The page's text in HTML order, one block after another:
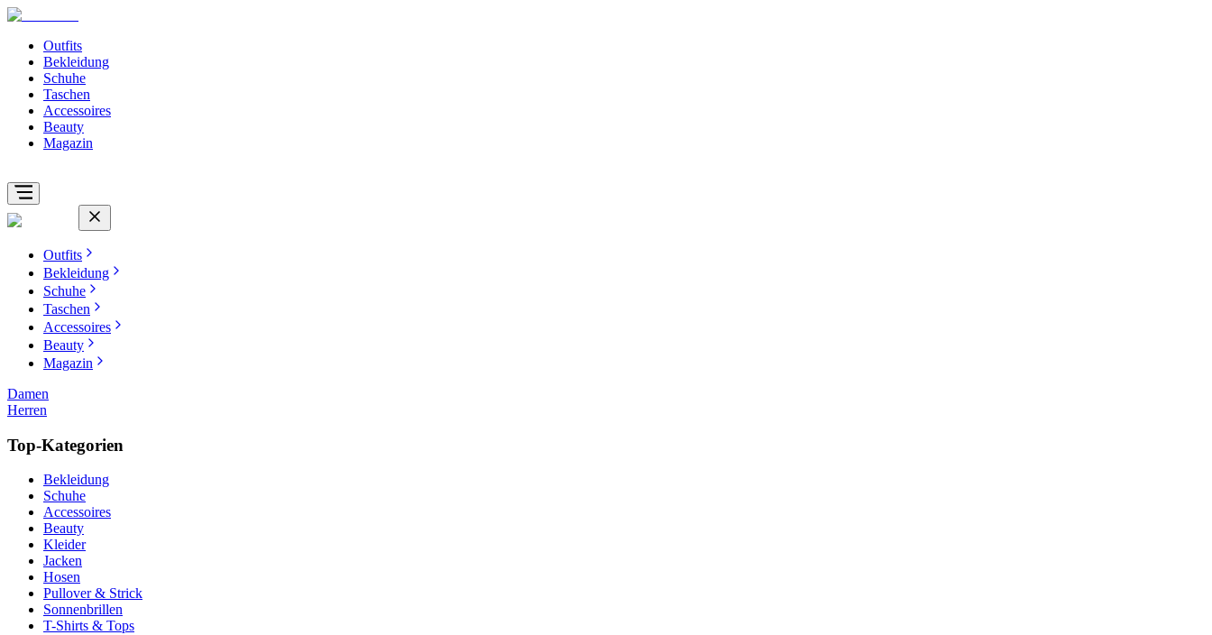
Outfits
Bekleidung
Schuhe
Taschen
Accessoires
Beauty
Magazin
Outfits
Bekleidung
Schuhe
Taschen
Accessoires
Beauty
Magazin
Damen
Herren
Top-Kategorien
Bekleidung
Schuhe
Accessoires
Beauty
Kleider
Jacken
Hosen
Pullover & Strick
Sonnenbrillen
T-Shirts & Tops